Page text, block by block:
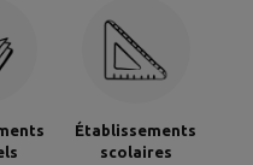
Établissements
scolaires